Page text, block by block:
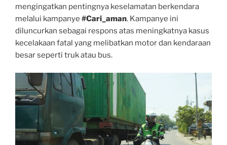
mengingatkan pentingnya keselamatan berkendara
melalui kampanye #Cari_aman. Kampanye ini
diluncurkan sebagai respons atas meningkatnya kasus
kecelakaan fatal yang melibatkan motor dan kendaraan
besar seperti truk atau bus.